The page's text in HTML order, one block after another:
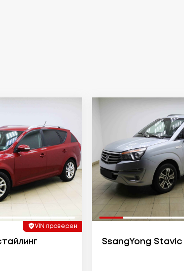
VIN проверен
SsangYong Stavic